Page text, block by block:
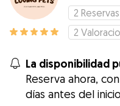
2 Reservas
2
La disponibilidad
Reserva ahora,
días antes del